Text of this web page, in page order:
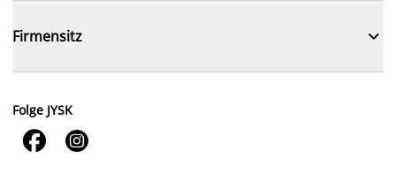
Firmensitz 
Folge JYSK
 